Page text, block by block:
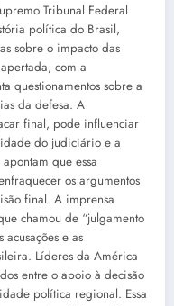
Tribunal Federal
política do Brasil,
sobre o impacto das
com a
questionamentos sobre a
da defesa. A
final, pode influenciar
do judiciário e a
que essa
os argumentos
final. A imprensa
chamou de “julgamento
e as
Líderes da América
entre o apoio à decisão
política regional. Essa